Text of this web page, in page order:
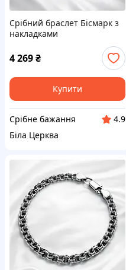
Срібний браслет Бісмарк з
накладками
4 269₴
Купити
Срібне бажання
4.9
Біла Церква